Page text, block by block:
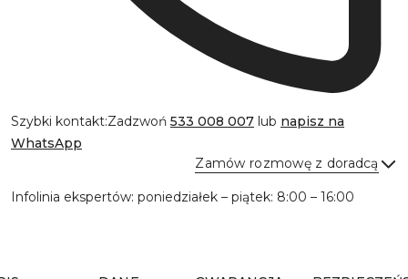
Szybki kontakt:Zadzwoń 533 008 007 lub napisz na
WhatsApp
Zamów rozmowę z doradcą
Infolinia ekspertów: poniedziałek – piątek: 8:00 – 16:00